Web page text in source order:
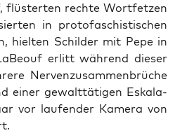
, flüs­ter­ten rech­te Wort­fet­zen
in proto­fa­schis­ti­schen
hiel­ten Schil­der mit Pepe in
erlitt wäh­rend die­ser
Ner­ven­zu­sam­men­brü­che
einer gewalt­tä­ti­gen Eska­la­
vor lau­fen­der Kame­ra von